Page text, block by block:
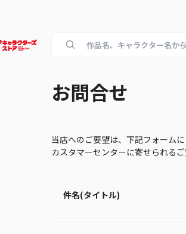
お問合せ
当店へのご要望は、下記フォーム
カスタマーセンターに寄せられる
件名(タイトル)